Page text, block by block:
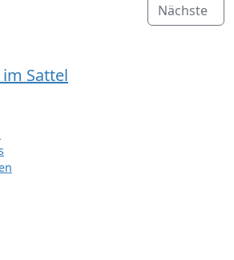
Nächste
im Sattel